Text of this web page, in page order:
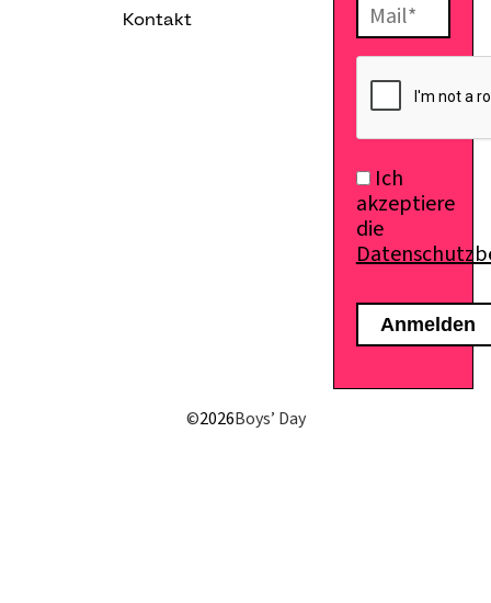
Kontakt
Ich
akzeptiere
die
©2026Boys’ Day